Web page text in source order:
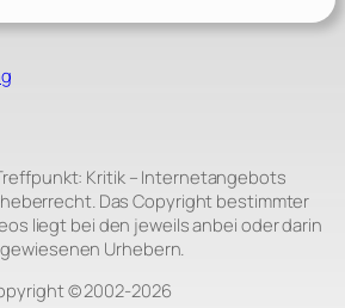
Kritik – Internetangebots
Das Copyright bestimmter
liegt bei den jeweils anbei oder darin
Urhebern.
© 2002‑2026